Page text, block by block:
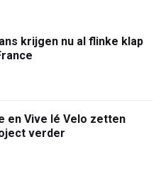
krijgen nu al flinke klap
en Vive lé Velo zetten
verder